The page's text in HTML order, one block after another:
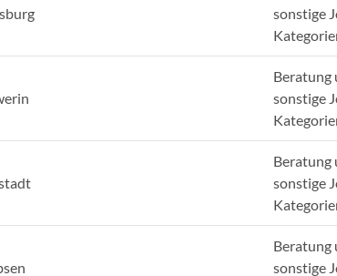
sonstige
Beratung
sonstige
Beratung
sonstige
Beratung
sonstige